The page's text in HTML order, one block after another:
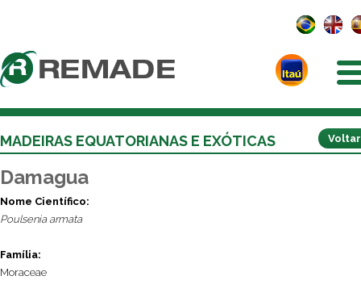
Voltar
MADEIRAS EQUATORIANAS E EXÓTICAS
Damagua
Nome Científico:
Poulsenia armata
Família:
Moraceae